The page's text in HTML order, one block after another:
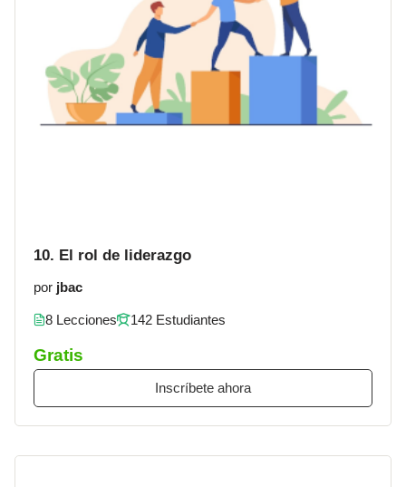
10. El rol de liderazgo
por jbac
8 Lecciones 142 Estudiantes
Gratis
Inscríbete ahora